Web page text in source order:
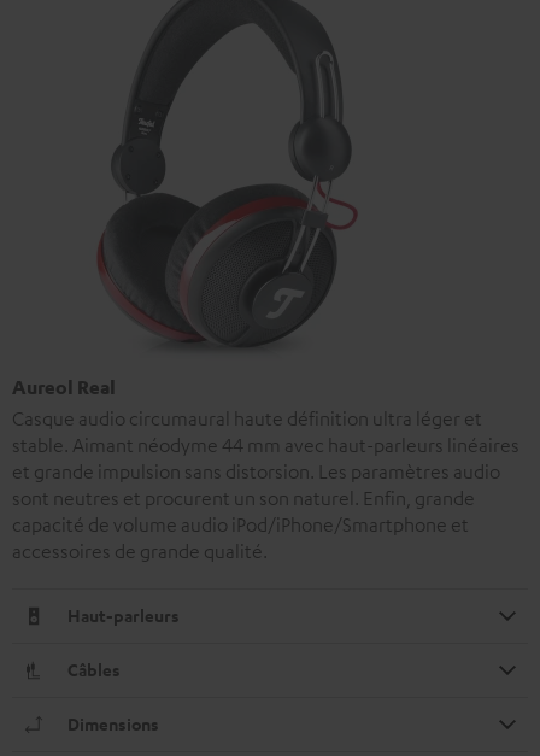
Aureol Real
Casque audio circumaural haute définition ultra léger et
stable. Aimant néodyme 44 mm avec haut-parleurs linéaires
et grande impulsion sans distorsion. Les paramètres audio
sont neutres et procurent un son naturel. Enfin, grande
capacité de volume audio iPod/iPhone/Smartphone et
accessoires de grande qualité.
Haut-parleurs
Câbles
Dimensions